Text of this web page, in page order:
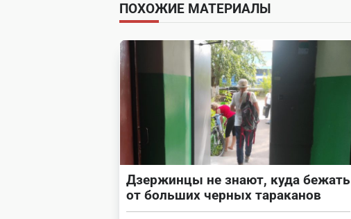
screen-
reader-
text">Page</span>
ПОХОЖИЕ МАТЕРИАЛЫ
Дзержинцы не знают, куда бежать
от больших черных тараканов